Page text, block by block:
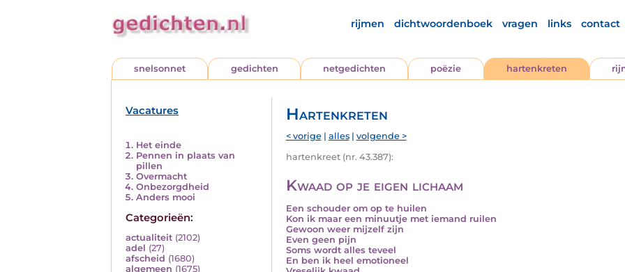
rijmen dichtwoordenboek vragen links contact
snelsonnet gedichten netgedichten poëzie hartenkreten
Vacatures
Het einde
Pennen in plaats van
pillen
Overmacht
Onbezorgdheid
Anders mooi
Categorieën:
actualiteit (2102)
adel (27)
afscheid (1680)
algemeen (1675)
Hartenkreten
< vorige| alles| volgende >
hartenkreet (nr. 43.387):
Kwaad op je eigen lichaam
Een schouder om op te huilen
Kon ik maar een minuutje met iemand ruilen
Gewoon weer mijzelf zijn
Even geen pijn
Soms wordt alles teveel
En ben ik heel emotioneel